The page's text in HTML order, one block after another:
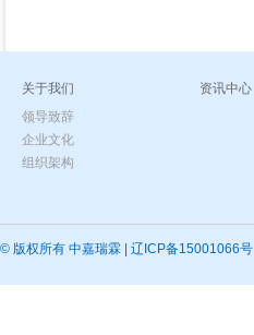
关于我们
领导致辞
企业文化
组织架构
资讯中心
© 版权所有 中嘉瑞霖 辽ICP备15001066号